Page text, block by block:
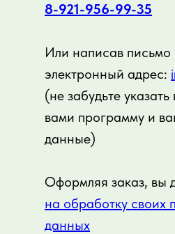
8-921-956-99-35
Или написав письмо
электронный адрес:
(не забудьте
вами программу и
данные)
Оформляя заказ, вы
на обработку своих
данных